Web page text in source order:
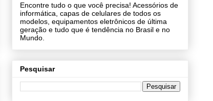
Encontre tudo o que você precisa! Acessórios de
informática, capas de celulares de todos os
modelos, equipamentos eletrônicos de última
geração e tudo que é tendência no Brasil e no
Mundo.
Pesquisar